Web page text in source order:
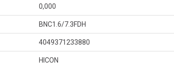
0,000
BNC1.6/7.3FDH
4049371233880
HICON